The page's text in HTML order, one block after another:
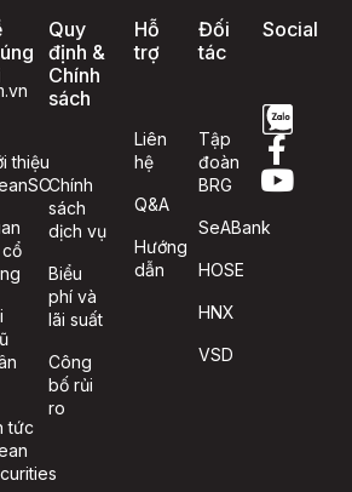
thiệu
tức
Quy
định &
Chính
sách
Chính
sách
dịch vụ
Biểu
phí và
lãi suất
Công
bố rủi
ro
Hỗ
trợ
Liên
hệ
Q&A
Hướng
dẫn
Đối
tác
Tập
đoàn
BRG
SeABank
HOSE
HNX
VSD
Social